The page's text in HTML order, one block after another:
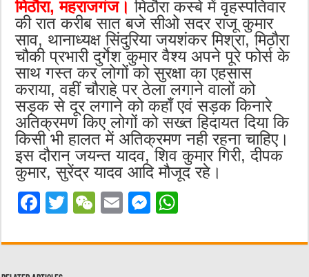
मिठौरा, महराजगंज।मिठौरा कस्बे में वृहस्पतिवार
की रात करीब सात बजे सीओ सदर राजू कुमार
साव, थानाध्यक्ष सिंदुरिया जयशंकर मिश्रा, मिठौरा
चौकी प्रभारी दुर्गेश कुमार वैश्य अपने पूरे फोर्स के
साथ गस्त कर लोगों को सुरक्षा का एहसास
कराया, वहीं चौराहे पर ठेला लगाने वालों को
सड़क से दूर लगाने को कहाँ एवं सड़क किनारे
अतिक्रमण किए लोगों को सख्त हिदायत दिया कि
किसी भी हालत में अतिक्रमण नही रहना चाहिए।
इस दौरान जयन्त यादव, शिव कुमार गिरी, दीपक
कुमार, सुरेंद्र यादव आदि मौजूद रहे।
F
c
e
T
it
W
C
E
ai
M
ss at